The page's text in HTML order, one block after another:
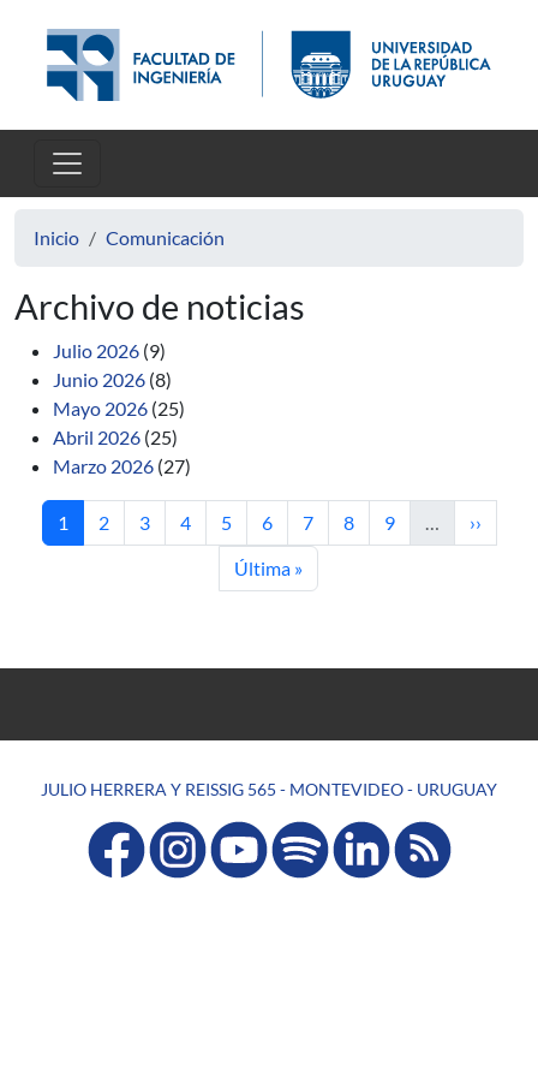
Inicio Comunicación
Archivo de noticias
Julio 2026 (9)
Junio 2026 (8)
Mayo 2026 (25)
Abril 2026 (25)
Marzo 2026 (27)
Página actual
1 Página
2 Página
3 Página
4 Página
5 Página
6 Página
7 Página
8 Página
9 …
››
Última página
Última »
JULIO HERRERA Y REISSIG 565 - MONTEVIDEO - URUGUAY